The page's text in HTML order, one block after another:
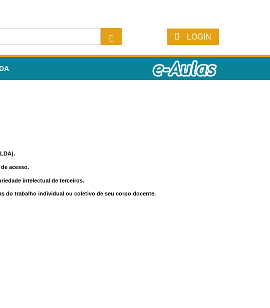
LOGIN
acesso.
intelectual de terceiros.
do trabalho individual ou coletivo de seu corpo docente.